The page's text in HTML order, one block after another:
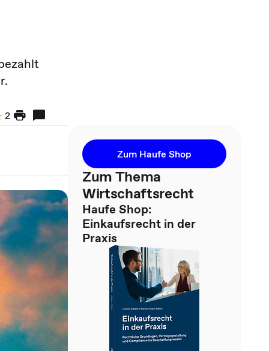
2
Zum Haufe Shop
Zum Thema
Wirtschaftsrecht
Haufe Shop:
Einkaufsrecht in der
Praxis